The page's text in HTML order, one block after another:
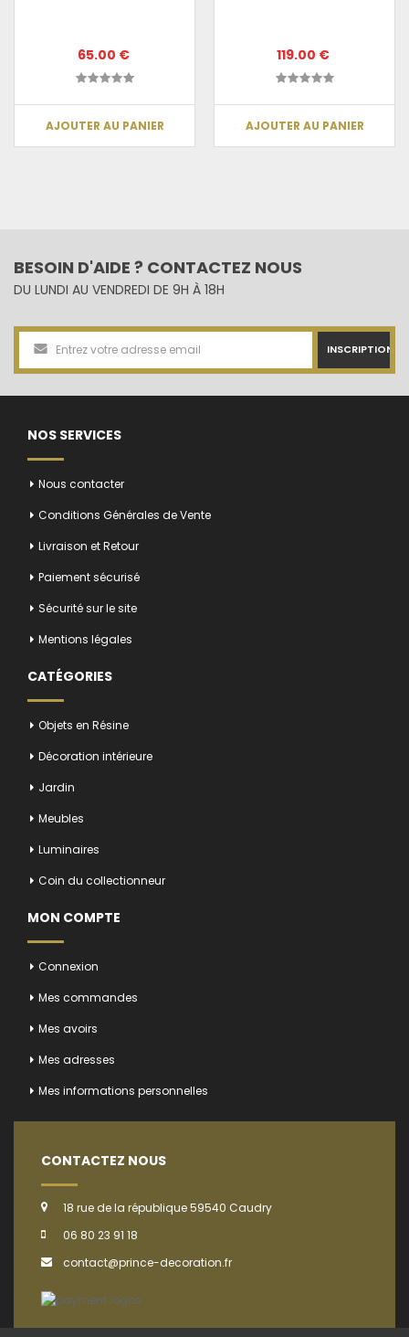
65.00 €
AJOUTER AU PANIER
119.00 €
AJOUTER AU PANIER
BESOIN D'AIDE ? CONTACTEZ NOUS
DU LUNDI AU VENDREDI DE 9H À 18H
INSCRIPTION
NOS SERVICES
Nous contacter
Conditions Générales de Vente
Livraison et Retour
Paiement sécurisé
Sécurité sur le site
Mentions légales
CATÉGORIES
Objets en Résine
Décoration intérieure
Jardin
Meubles
Luminaires
Coin du collectionneur
MON COMPTE
Connexion
Mes commandes
Mes avoirs
Mes adresses
Mes informations personnelles
CONTACTEZ NOUS
18 rue de la république 59540 Caudry
06 80 23 91 18
contact@prince-decoration.fr